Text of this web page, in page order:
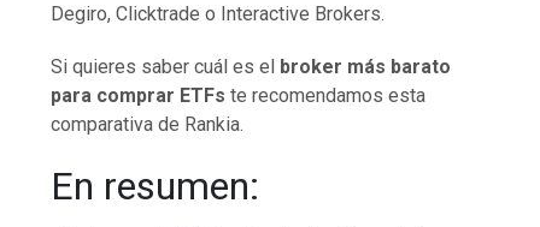
Degiro, Clicktrade o Interactive Brokers.
Si quieres saber cuál es el broker más barato
para comprar ETFs te recomendamos esta
comparativa de Rankia.
En resumen: